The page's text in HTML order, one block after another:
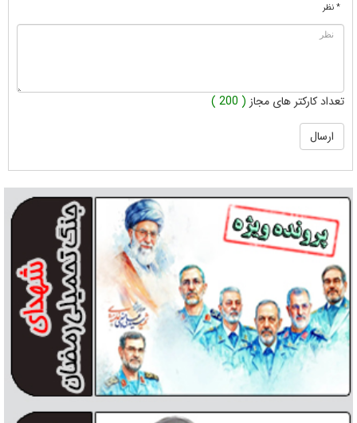
* نظر
تعداد کارکتر های مجاز ( 200 )